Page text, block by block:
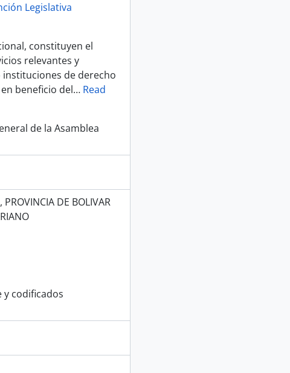
Legislativa
constituyen el
relevantes y
de derecho
beneficio del… Read
de la Asamblea
DE BOLIVAR
codificados